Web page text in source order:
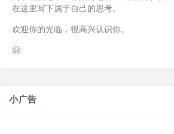
在这里写下属于自己的思考。
欢迎你的光临，很高兴认识你。
🤗
小广告